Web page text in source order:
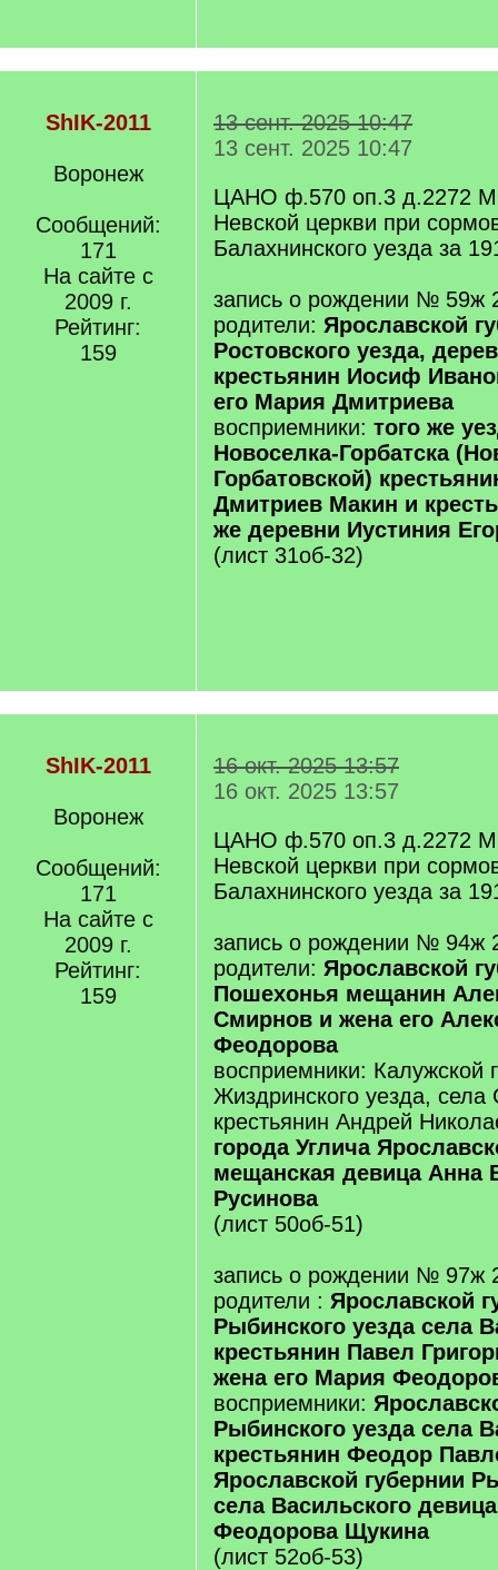
ShIK-2011
Воронеж
Сообщений:
171
На сайте с
2009 г.
Рейтинг:
159
13 сент. 2025 10:47
13 сент. 2025 10:47
ЦАНО ф.570 оп.3 д.2272
Невской церкви при
Балахнинского уезда за
запись о рождении № 59ж
родители: Ярославской
Ростовского уезда,
крестьянин Иосиф
его Мария Дмитриева
восприемники: того же
Новоселка-Горбатска
Горбатовской)
Дмитриев Макин и
же деревни Иустиния
(лист 31об-32)
ShIK-2011
Воронеж
Сообщений:
171
На сайте с
2009 г.
Рейтинг:
159
16 окт. 2025 13:57
16 окт. 2025 13:57
ЦАНО ф.570 оп.3 д.2272
Невской церкви при
Балахнинского уезда за
запись о рождении № 94ж
родители: Ярославской
Пошехонья мещанин
Смирнов и жена его
Феодорова
восприемники: Калужской
Жиздринского уезда, села
крестьянин Андрей
города Углича
мещанская девица Анна
Русинова
(лист 50об-51)
запись о рождении № 97ж
родители : Ярославской
Рыбинского уезда села
крестьянин Павел
жена его Мария
восприемники:
Рыбинского уезда села
крестьянин Феодор
Ярославской губернии
села Васильского
Феодорова Щукина
(лист 52об-53)